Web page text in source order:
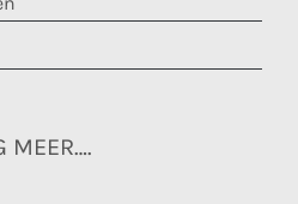
MEER….